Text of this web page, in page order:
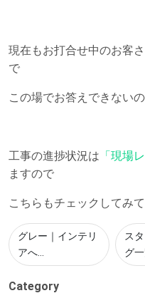
現在もお打合せ中のお客
で
この場でお答えできない
工事の進捗状況は 「現場
ますので
こちらもチェックしてみ
グレー｜インテリ
アへ...
ス
グ
Category